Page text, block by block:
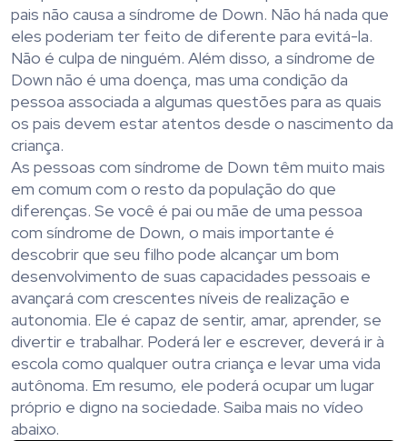
pais não causa a síndrome de Down. Não há nada que
eles poderiam ter feito de diferente para evitá-la.
Não é culpa de ninguém. Além disso, a síndrome de
Down não é uma doença, mas uma condição da
pessoa associada a algumas questões para as quais
os pais devem estar atentos desde o nascimento da
criança.
As pessoas com síndrome de Down têm muito mais
em comum com o resto da população do que
diferenças. Se você é pai ou mãe de uma pessoa
com síndrome de Down, o mais importante é
descobrir que seu filho pode alcançar um bom
desenvolvimento de suas capacidades pessoais e
avançará com crescentes níveis de realização e
autonomia. Ele é capaz de sentir, amar, aprender, se
divertir e trabalhar. Poderá ler e escrever, deverá ir à
escola como qualquer outra criança e levar uma vida
autônoma. Em resumo, ele poderá ocupar um lugar
próprio e digno na sociedade. Saiba mais no vídeo
abaixo.